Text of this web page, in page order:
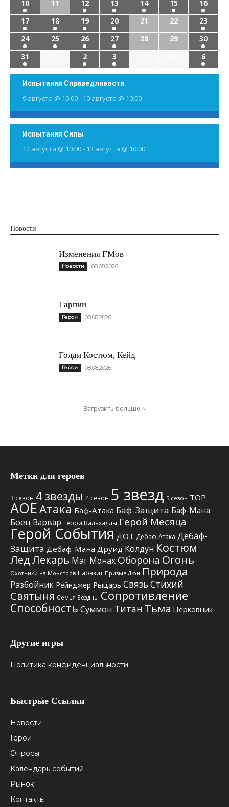
10 11 12 13 14 15
16
17
18 19 20 21 22
23
24
25 26 27 28 29
30
31
2 3 6
Испытания Справедливости
9 августа @ 10:00- 10 августа @ 10:00
Испытания Силы
12 августа @ 10:00- 13 августа @ 10:00
Новости
Изменения ГМов
Новости 08.08.2026
Гарпии
Герои 08.08.2026
Голди Костюм, Кейд
Герои 08.08.2026
Загрузить больше
Метки для героев
3 сезон 4 звезды 4 сезон 5 звезд 5 сезон TOP
АОЕАтака Баф-Атака Баф-Защита Баф-Мана
Боец Варвар Герои Вальхаллы Герой Месяца
Герой События ДОТ Дебаф-Атака Дебаф-
Защита Дебаф-Мана Друид Колдун Костюм
ЛедЛекарь Маг Монах Оборона Огонь
Охотники на Монстров Паразит Призыв Дюн Природа
Разбойник Рейнджер Рыцарь Связь Стихий
Святыня Семья Бездны Сопротивление
Способность Суммон Титан Тьма Церковник
Другие игры
Политика конфиденциальности
Быстрые Ссылки
Новости
Герои
Опросы
Календарь событий
Рынок
Контакты